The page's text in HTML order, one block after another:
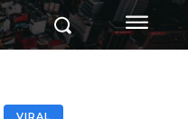
VIRAL